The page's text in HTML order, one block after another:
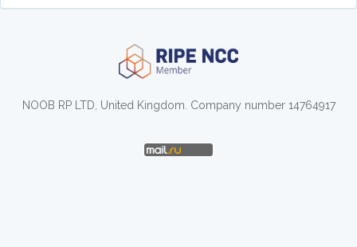
NOOB RP LTD, United Kingdom. Company number 14764917